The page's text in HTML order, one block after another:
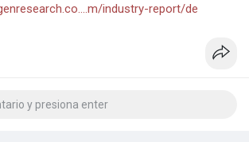
industry-report/de